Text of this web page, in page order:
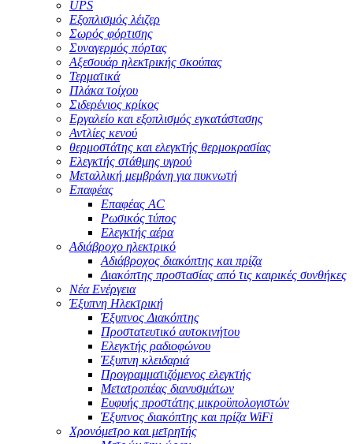
UPS
Εξοπλισμός λέιζερ
Σωρός φόρτισης
Συναγερμός πόρτας
Αξεσουάρ ηλεκτρικής σκούπας
Τερματικά
Πλάκα τοίχου
Σιδερένιος κρίκος
Εργαλείο και εξοπλισμός εγκατάστασης
Αντλίες κενού
θερμοστάτης και ελεγκτής θερμοκρασίας
Ελεγκτής στάθμης υγρού
Μεταλλική μεμβράνη για πυκνωτή
Επαφέας
Επαφέας AC
Ρωσικός τύπος
Ελεγκτής αέρα
Αδιάβροχο ηλεκτρικό
Αδιάβροχος διακόπτης και πρίζα
Διακόπτης προστασίας από τις καιρικές συνθήκες
Νέα Ενέργεια
Έξυπνη Ηλεκτρική
Έξυπνος Διακόπτης
Προστατευτικό αυτοκινήτου
Ελεγκτής ραδιοφώνου
Έξυπνη κλειδαριά
Προγραμματιζόμενος ελεγκτής
Μετατροπέας διανυσμάτων
Ευφυής προστάτης μικροϋπολογιστών
Έξυπνος διακόπτης και πρίζα WiFi
Χρονόμετρο και μετρητής